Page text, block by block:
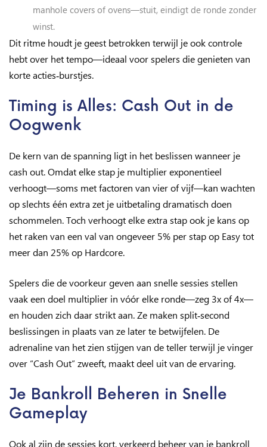
manhole covers of ovens—stuit, eindigt de ronde zonder
winst.
Dit ritme houdt je geest betrokken terwijl je ook controle
hebt over het tempo—ideaal voor spelers die genieten van
korte acties‑burstjes.
Timing is Alles: Cash Out in de
Oogwenk
De kern van de spanning ligt in het beslissen wanneer je
cash out. Omdat elke stap je multiplier exponentieel
verhoogt—soms met factoren van vier of vijf—kan wachten
op slechts één extra zet je uitbetaling dramatisch doen
schommelen. Toch verhoogt elke extra stap ook je kans op
het raken van een val van ongeveer 5% per stap op Easy tot
meer dan 25% op Hardcore.
Spelers die de voorkeur geven aan snelle sessies stellen
vaak een doel multiplier in vóór elke ronde—zeg 3x of 4x—
en houden zich daar strikt aan. Ze maken split‑second
beslissingen in plaats van ze later te betwijfelen. De
adrenaline van het zien stijgen van de teller terwijl je vinger
over “Cash Out” zweeft, maakt deel uit van de ervaring.
Je Bankroll Beheren in Snelle
Gameplay
Ook al zijn de sessies kort, verkeerd beheer van je bankroll